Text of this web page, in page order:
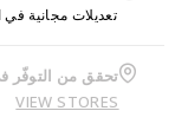
تعديلات مجانية في
تحقق من التوفّر
VIEW STORES